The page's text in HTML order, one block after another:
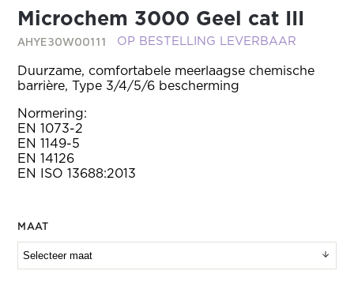
Microchem 3000 Geel cat III
AHYE30W00111 OP BESTELLING LEVERBAAR
Duurzame, comfortabele meerlaagse chemische
barrière, Type 3/4/5/6 bescherming
Normering:
EN 1073-2
EN 1149-5
EN 14126
EN ISO 13688:2013
MAAT